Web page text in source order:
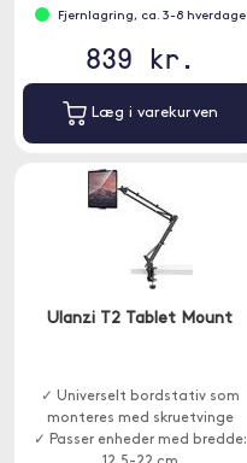
Fjernlagring, ca. 3-8 hverdage
839 kr.
Læg i varekurven
Ulanzi T2 Tablet Mount
✓ Universelt bordstativ som
monteres med skruetvinge
✓ Passer enheder med bredde: